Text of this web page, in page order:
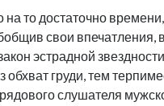
на то достаточно
свои впечатления,
эстрадной
обхват груди, тем
слушателя